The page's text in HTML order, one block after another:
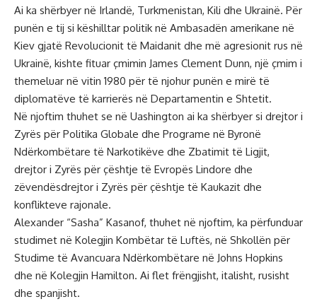
Ai ka shërbyer në Irlandë, Turkmenistan, Kili dhe Ukrainë. Për
punën e tij si këshilltar politik në Ambasadën amerikane në
Kiev gjatë Revolucionit të Maidanit dhe më agresionit rus në
Ukrainë, kishte fituar çmimin James Clement Dunn, një çmim i
themeluar në vitin 1980 për të njohur punën e mirë të
diplomatëve të karrierës në Departamentin e Shtetit.
Në njoftim thuhet se në Uashington ai ka shërbyer si drejtor i
Zyrës për Politika Globale dhe Programe në Byronë
Ndërkombëtare të Narkotikëve dhe Zbatimit të Ligjit,
drejtor i Zyrës për çështje të Evropës Lindore dhe
zëvendësdrejtor i Zyrës për çështje të Kaukazit dhe
konflikteve rajonale.
Alexander “Sasha” Kasanof, thuhet në njoftim, ka përfunduar
studimet në Kolegjin Kombëtar të Luftës, në Shkollën për
Studime të Avancuara Ndërkombëtare në Johns Hopkins
dhe në Kolegjin Hamilton. Ai flet frëngjisht, italisht, rusisht
dhe spanjisht.